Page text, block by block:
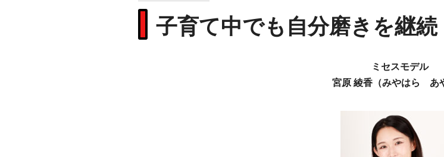
子育て中でも自分磨きを継
ミセスモデル
宮原 綾香（みやはら あ